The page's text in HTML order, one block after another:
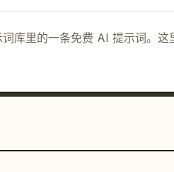
库里的一条免费 AI 提示词。